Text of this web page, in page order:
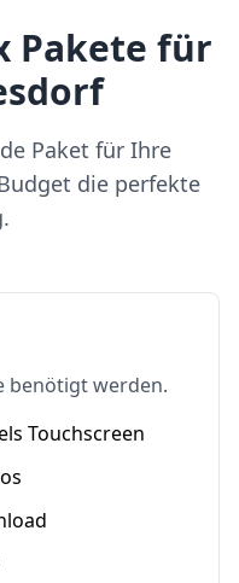
Pakete für
Paket für Ihre
die perfekte
benötigt werden.
Touchscreen